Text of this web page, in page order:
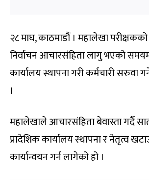
२८ माघ, काठमाडौं । महालेखा
निर्वाचन आचारसंहिता लागु भएको
कार्यालय स्थापना गरी कर्मचारी सरुवा
।
महालेखाले आचारसंहिता बेवास्ता गर्दै
प्रादेशिक कार्यालय स्थापना र नेतृत्व
कार्यान्वयन गर्न लागेको हो ।